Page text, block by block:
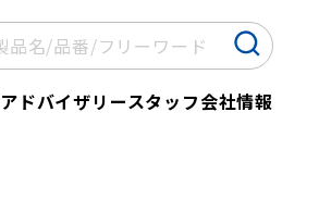
アドバイザリースタッフ会社情報